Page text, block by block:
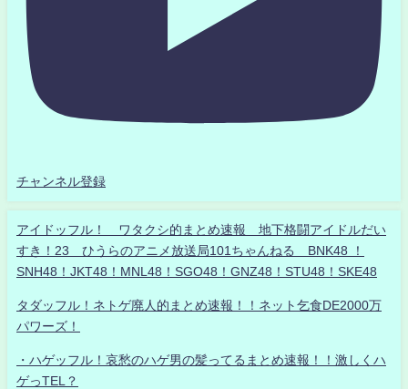
チャンネル登録
アイドッフル！ ワタクシ的まとめ速報 地下格闘アイドルだい
すき！23 ひうらのアニメ放送局101ちゃんねる BNK48 ！
SNH48！JKT48！MNL48！SGO48！GNZ48！STU48！SKE48
タダッフル！ネトゲ廃人的まとめ速報！！ネット乞食DE2000万
パワーズ！
・ハゲッフル！哀愁のハゲ男の髪ってるまとめ速報！！激しくハ
ゲっTEL？